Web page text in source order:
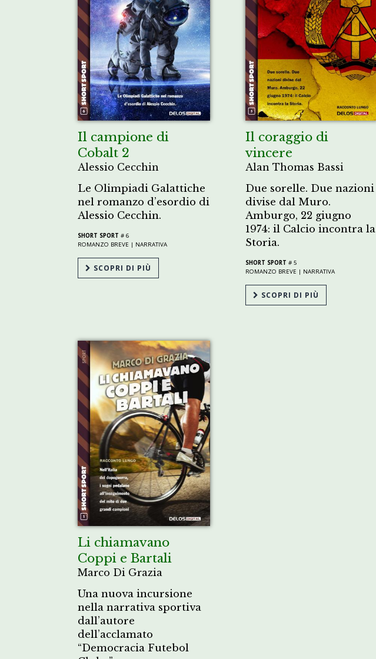
Il campione di
Cobalt 2
Alessio Cecchin
Le Olimpiadi Galattiche
nel romanzo d’esordio di
Alessio Cecchin.
SHORT SPORT # 6
ROMANZO BREVE | NARRATIVA
SCOPRI DI PIÙ
Il coraggio di
vincere
Alan Thomas Bassi
Due sorelle. Due nazioni
divise dal Muro.
Amburgo, 22 giugno
1974: il Calcio incontra la
Storia.
SHORT SPORT # 5
ROMANZO BREVE | NARRATIVA
SCOPRI DI PIÙ
Li chiamavano
Coppi e Bartali
Marco Di Grazia
Una nuova incursione
nella narrativa sportiva
dall’autore
dell’acclamato
“Democracia Futebol